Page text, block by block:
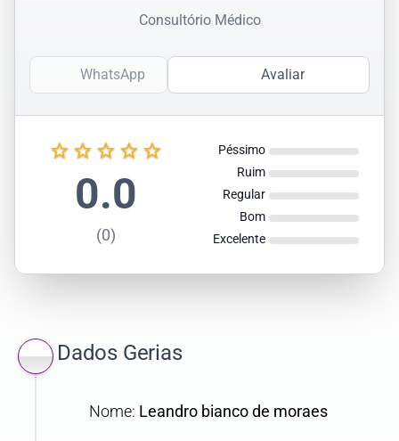
Consultório Médico
WhatsApp Avaliar
star_border star_border star_border star_border star_border
0.0
(0)
Péssimo
Ruim
Regular
Bom
Excelente
Dados Gerias
Nome: Leandro bianco de moraes